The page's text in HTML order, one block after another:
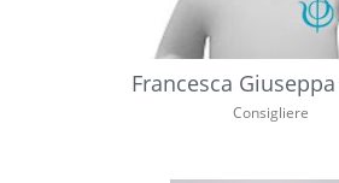
Francesca
Consigliere